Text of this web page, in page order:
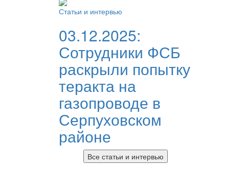
Статьи и интервью
03.12.2025:
Сотрудники ФСБ
раскрыли попытку
теракта на
газопроводе в
Серпуховском
районе
Все статьи и интервью